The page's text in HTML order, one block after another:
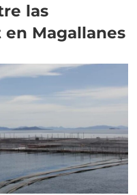
las
Magallanes